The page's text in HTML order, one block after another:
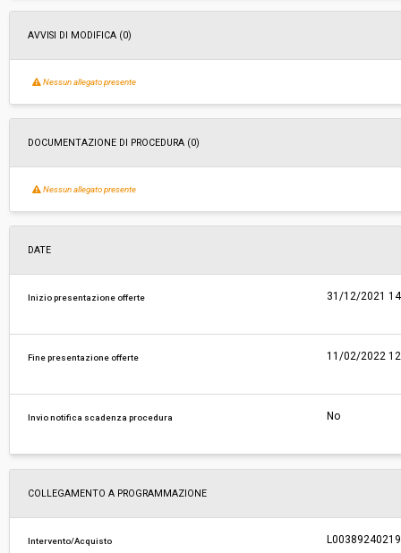
AVVISI DI MODIFICA (0)
Nessun allegato presente
DOCUMENTAZIONE DI PROCEDURA (0)
Nessun allegato presente
DATE
Inizio presentazione offerte 31/12/2021
Fine presentazione offerte 11/02/2022
Invio notifica scadenza procedura No
COLLEGAMENTO A PROGRAMMAZIONE
Intervento/Acquisto